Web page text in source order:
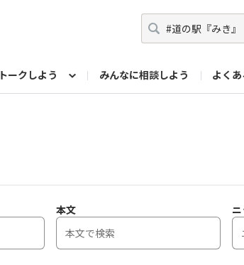
トークしよう みんなに相談しよう よく
本文